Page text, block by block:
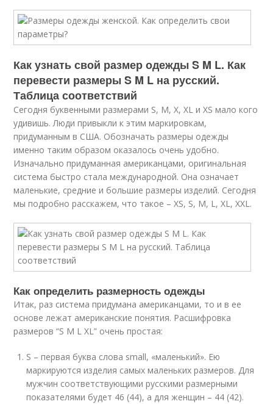
Как узнать свой размер одежды S M L. Как
перевести размеры S M L на русский.
Таблица соответствий
Сегодня буквенными размерами S, M, X, XL и XS мало кого
удивишь. Люди привыкли к этим маркировкам,
придуманным в США. Обозначать размеры одежды
именно таким образом оказалось очень удобно.
Изначально придуманная американцами, оригинальная
система быстро стала международной. Она означает
маленькие, средние и большие размеры изделий. Сегодня
мы подробно расскажем, что такое – XS, S, M, L, XL, XXL.
Как определить размерность одежды
Итак, раз система придумана американцами, то и в ее
основе лежат американские понятия. Расшифровка
размеров “S M L XL” очень простая:
S – первая буква слова small, «маленький». Ею
маркируются изделия самых маленьких размеров. Для
мужчин соответствующими русскими размерными
показателями будет 46 (44), а для женщин – 44 (42).